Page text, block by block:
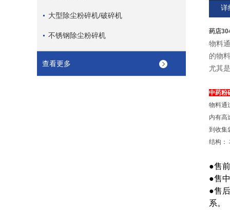
大型除尘粉碎机/破碎机
不锈钢除尘粉碎机
查看更多
详
药店
物料
的物
尤其
中药粉
物料通
内有高
到收集
结构：
●售
●售
●售
系。